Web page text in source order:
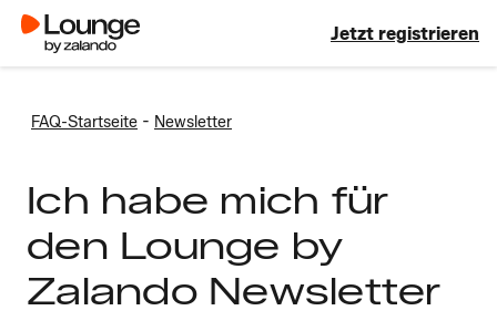
Jetzt registrieren
FAQ-Startseite - Newsletter
Ich habe mich für
den Lounge by
Zalando Newsletter